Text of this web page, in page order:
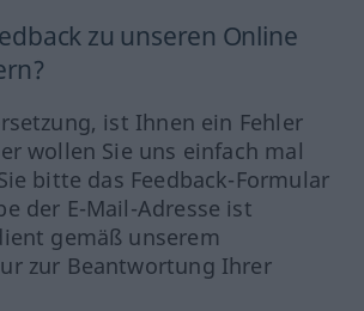
zu unseren Online
ist Ihnen ein Fehler
wollen Sie uns einfach mal
bitte das Feedback-Formular
der E-Mail-Adresse ist
gemäß unserem
zur Beantwortung Ihrer